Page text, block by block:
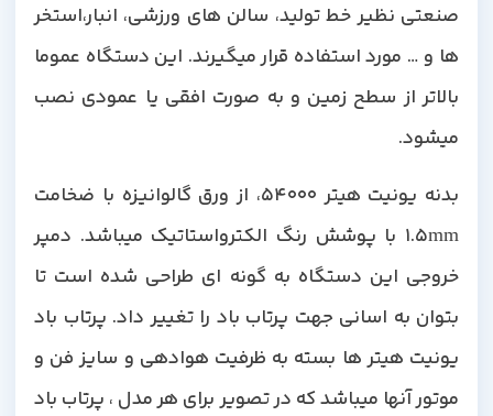
صنعتی نظیر خط تولید، سالن های ورزشی، انبار،استخر
ها و … مورد استفاده قرار میگیرند. این دستگاه عموما
بالاتر از سطح زمین و به صورت افقی یا عمودی نصب
میشود.
بدنه یونیت هیتر 54000، از ورق گالوانیزه با ضخامت
1.5mm با پوشش رنگ الکترواستاتیک میباشد. دمپر
خروجی این دستگاه به گونه ای طراحی شده است تا
بتوان به اسانی جهت پرتاب باد را تغییر داد. پرتاب باد
یونیت هیتر ها بسته به ظرفیت هوادهی و سایز فن و
موتور آنها میباشد که در تصویر برای هر مدل ، پرتاب باد